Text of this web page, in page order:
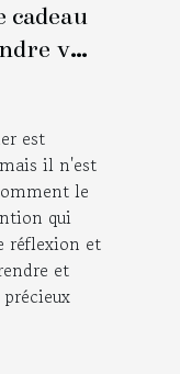
vos
est
il n'est
le
qui
réflexion et
et